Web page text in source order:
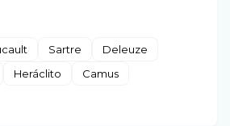
Sartre
Deleuze
Heráclito
Camus